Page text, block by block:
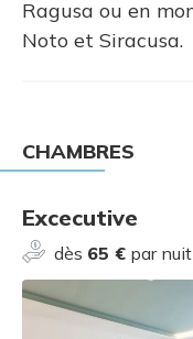
Ragusa ou en
Noto et Siracusa.
CHAMBRES
Excecutive
dès 65 € par nuit